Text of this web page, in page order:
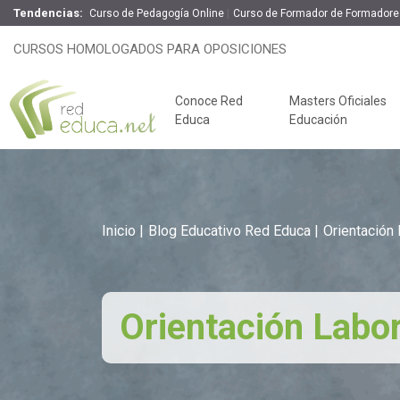
Tendencias: Curso de Pedagogía Online Curso de Formador de
CURSOS HOMOLOGADOS PARA OPOSICIONES
Conoce Red
Educa
Masters Oficiales
Educación
Claves del éxito
Inicio Blog Educativo Red Educa Orientación
Orientación